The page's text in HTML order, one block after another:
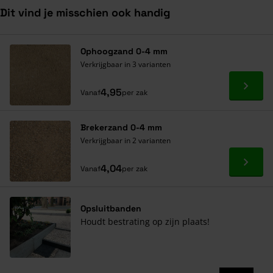
Dit vind je misschien ook handig
Ophoogzand 0-4 mm
Verkrijgbaar in 3 varianten
Vanaf4,95per zak Ga
Brekerzand 0-4 mm
Verkrijgbaar in 2 varianten
Vanaf4,04per zak Ga
Opsluitbanden
Houdt bestrating op zijn plaats!